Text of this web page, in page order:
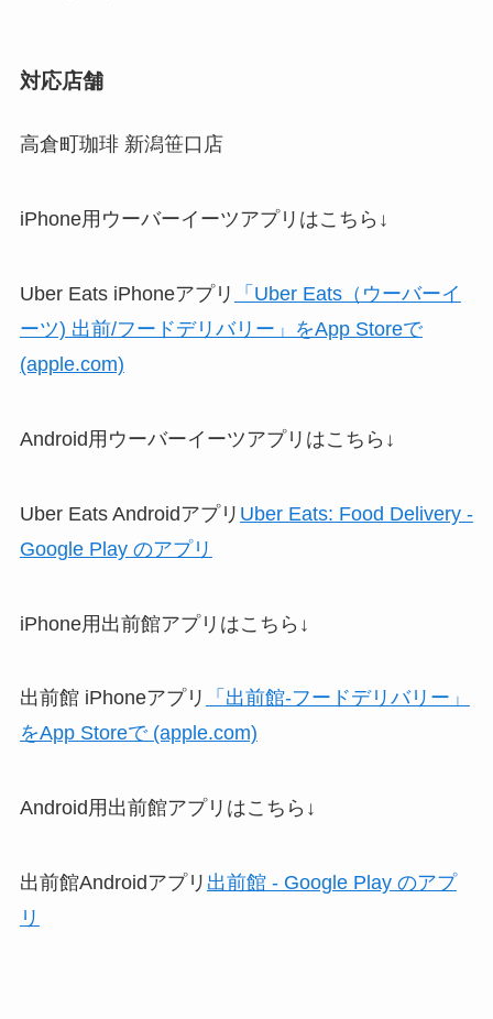
対応店舗
高倉町珈琲 新潟笹口店
iPhone用ウーバーイーツアプリはこちら↓
Uber Eats iPhoneアプリ
「Uber Eats（ウーバーイ
ーツ) 出前/フードデリバリー」をApp Storeで
(apple.com)
Android用ウーバーイーツアプリはこちら↓
Uber Eats Androidアプリ Uber Eats: Food Delivery -
Google Play のアプリ
iPhone用出前館アプリはこちら↓
出前館 iPhoneアプリ
「出前館-フードデリバリー」
をApp Storeで (apple.com)
Android用出前館アプリはこちら↓
出前館Androidアプリ 出前館 - Google Play のアプ
リ